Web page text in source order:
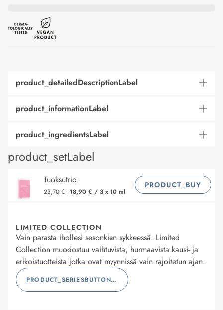
product_detailedDescriptionLabel
product_informationLabel
product_ingredientsLabel
product_setLabel
Tuoksutrio
23,70 € 18,90 € / 3 x 10 ml
PRODUCT_BUY
LIMITED COLLECTION
Vain parasta ihollesi sesonkien sykkeessä. Limited
Collection muodostuu vaihtuvista, hurmaavista kausi- ja
erikoistuotteista jotka ovat myynnissä vain rajoitetun ajan.
PRODUCT_SERIESBUTTONLABEL